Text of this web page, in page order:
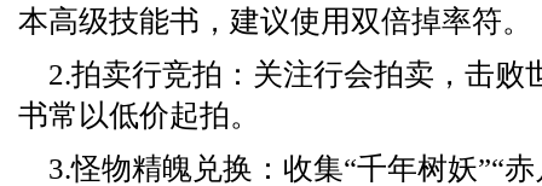
本高级技能书，建议使用双倍掉率符。
2.拍卖行竞拍：关注行会拍卖，击败
书常以低价起拍。
3.怪物精魄兑换：收集“千年树妖”“